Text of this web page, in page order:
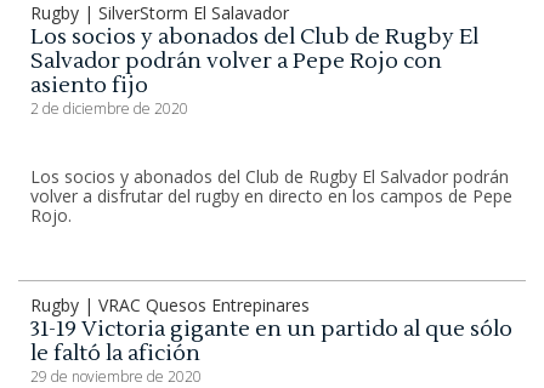
Rugby | SilverStorm El Salavador
Los socios y abonados del Club de Rugby El
Salvador podrán volver a Pepe Rojo con
asiento fijo
2 de diciembre de 2020
Los socios y abonados del Club de Rugby El Salvador podrán
volver a disfrutar del rugby en directo en los campos de Pepe
Rojo.
Rugby | VRAC Quesos Entrepinares
31-19 Victoria gigante en un partido al que sólo
le faltó la afición
29 de noviembre de 2020